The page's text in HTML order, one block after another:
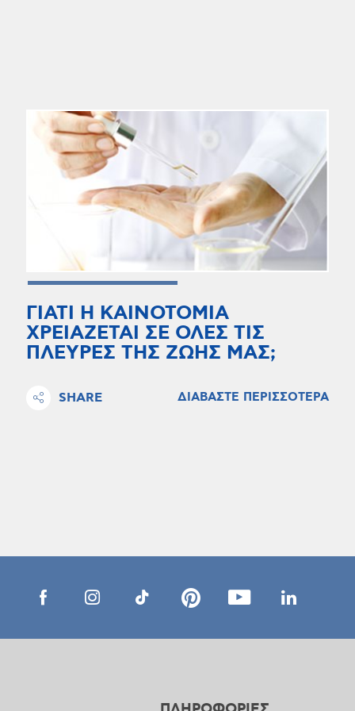
ΓΙΑΤΙ Η ΚΑΙΝΟΤΟΜΙΑ
ΧΡΕΙΑΖΕΤΑΙ ΣΕ ΟΛΕΣ ΤΙΣ
ΠΛΕΥΡΕΣ ΤΗΣ ΖΩΗΣ ΜΑΣ;
SHARE ΔΙΑΒΑΣΤΕ ΠΕΡΙΣΣΟΤΕΡΑ